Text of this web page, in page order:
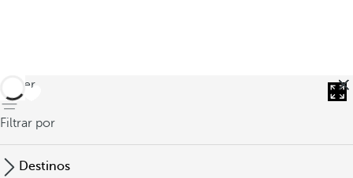
volver
Filtrar por
Destinos